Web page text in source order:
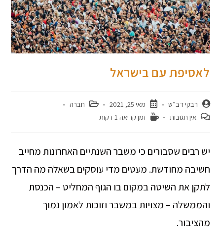
לאסיפת עם בישראל
רבקי דב״ש מאי 25, 2021
חברה
אין תגובות
זמן קריאה 1 דקות
יש רבים שסבורים כי משבר השנתיים האחרונות מחייב
חשיבה מחודשת. מעטים מדי עוסקים בשאלה מה הדרך
לתקן את השיטה במקום בו הגוף המחליט – הכנסת
והממשלה – מצויות במשבר וזוכות לאמון נמוך
מהציבור.